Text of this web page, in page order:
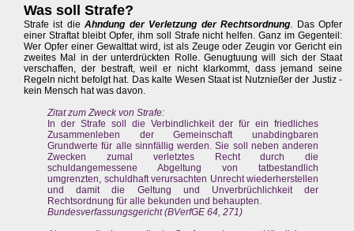
Was soll Strafe?
Strafe ist dieAhndung der Verletzung der Rechtsordnung. Das Opfer
einer Straftat bleibt Opfer, ihm soll Strafe nicht helfen. Ganz im Gegenteil:
Wer Opfer einer Gewalttat wird, ist als Zeuge oder Zeugin vor Gericht ein
zweites Mal in der unterdrückten Rolle. Genugtuung will sich der Staat
verschaffen, der bestraft, weil er nicht klarkommt, dass jemand seine
Regeln nicht befolgt hat. Das kalte Wesen Staat ist Nutznießer der Justiz -
kein Mensch hat was davon.
Zitat zum Zweck von Strafe:
In der Strafe soll die Verbindlichkeit der für ein friedliches
Zusammenleben der Gemeinschaft unabdingbaren
Grundwerte für alle sinnfällig werden. Sie soll neben anderen
Zwecken zumal verletztes Recht durch die
schuldangemessene Abgeltung von tatbestandlich
umgrenzten, schuldhaft verursachten Unrecht wiederherstellen
und damit die Geltung und Unverbrüchlichkeit der
Rechtsordnung für alle bekunden und behaupten.
Bundesverfassungsgericht (BVerfGE 64, 271)